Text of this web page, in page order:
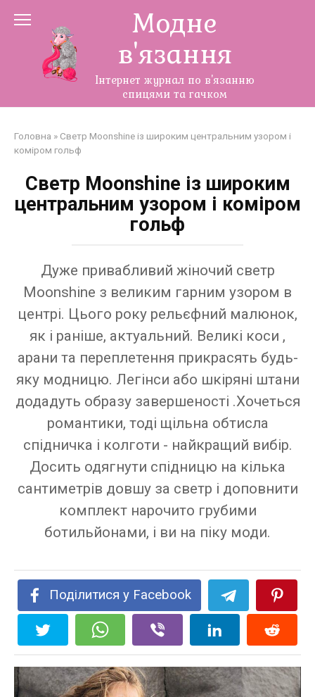
Модне
в'язання
Інтернет журнал по в'язанню
спицями та гачком
Головна » Светр Moonshine із широким центральним узором і
коміром гольф
Светр Moonshine із широким
центральним узором і коміром
гольф
Дуже привабливий жіночий светр
Moonshine з великим гарним узором в
центрі. Цього року рельєфний малюнок,
як і раніше, актуальний. Великі коси ,
арани та переплетення прикрасять будь-
яку модницю. Легінси або шкіряні штани
додадуть образу завершеності .Хочеться
романтики, тоді щільна обтисла
спідничка і колготи - найкращий вибір.
Досить одягнути спідницю на кілька
сантиметрів довшу за светр і доповнити
комплект нарочито грубими
ботильйонами, і ви на піку моди.
Поділитися у Facebook